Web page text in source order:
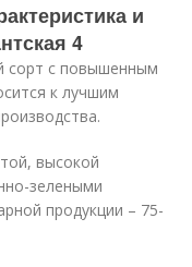
и
4
сорт с повышенным
к лучшим
высокой
зелеными
продукции – 75-